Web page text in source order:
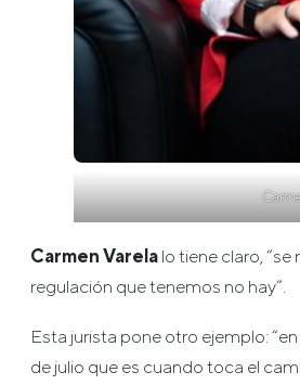
Carmen Varela lo tiene claro,
regulación que tenemos no hay”.
Esta jurista pone otro ejemplo:
de julio que es cuando toca el